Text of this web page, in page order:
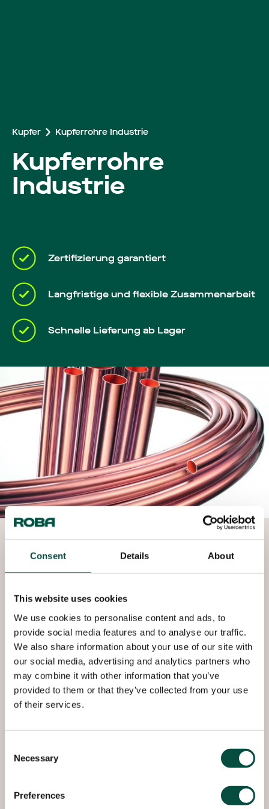
Consent Details About
This website uses cookies
We use cookies to personalise content and ads, to
provide social media features and to analyse our traffic.
We also share information about your use of our site with
our social media, advertising and analytics partners who
may combine it with other information that you’ve
provided to them or that they’ve collected from your use
of their services.
Selection
Necessary
Preferences
Kupfer Kupferrohre Industrie
Kupferrohre
Industrie
Zertifizierung garantiert
Langfristige und flexible Zusammenarbeit
Schnelle Lieferung ab Lager
Kupferrohre Industrie
Roba Metals ist ein führender Lieferant, der sich
Vermarktung von Kupfer- und
Kupferlegierungsprodukten spezialisiert hat. Seit
über 50 Jahren liefert Roba Kupferrohrsysteme mit
Mehrwert, die den heutigen Anforderungen in
verschiedenen Bereichen wie Sanitär und Heizung,
HVAC & R, erneuerbare Energien (SOLAR),
Wärmetauscher sowie Elektrotechnik und
Maschinenbau gerecht werden.
Kupferrohre bieten erhebliche Vorteile, wie z. B.
stabile chemische und mechanische
Betriebsdrücke und Temperaturen, Luft- und